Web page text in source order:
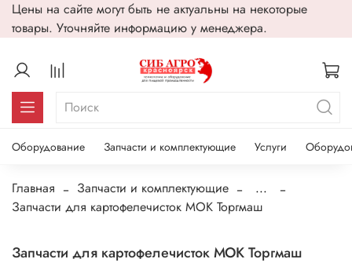
Цены на сайте могут быть не актуальны на некоторые
товары. Уточняйте информацию у менеджера.
Оборудование Запчасти и комплектующие Услуги
Главная Запчасти и комплектующие
...
Запчасти для картофелечисток МОК Торгмаш
Запчасти для картофелечисток МОК Торгмаш